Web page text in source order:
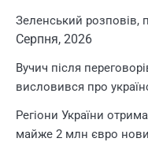
Зеленський
Серпня, 2026
Вучич після
висловився про
Регіони України
майже 2 млн євро